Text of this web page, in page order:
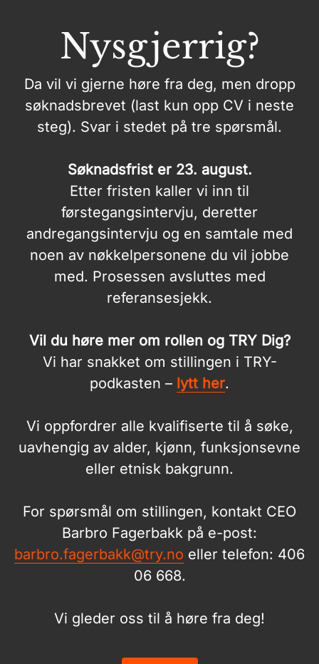
Nysgjerrig?
Da vil vi gjerne høre fra deg, men dropp
søknadsbrevet (last kun opp CV i neste
steg). Svar i stedet på tre spørsmål.
Søknadsfrist er 23. august.
Etter fristen kaller vi inn til
førstegangsintervju, deretter
andregangsintervju og en samtale med
noen av nøkkelpersonene du vil jobbe
med. Prosessen avsluttes med
referansesjekk.
Vil du høre mer om rollen og TRY Dig?
Vi har snakket om stillingen i TRY-
podkasten – lytt her.
Vi oppfordrer alle kvalifiserte til å søke,
uavhengig av alder, kjønn, funksjonsevne
eller etnisk bakgrunn.
For spørsmål om stillingen, kontakt CEO
Barbro Fagerbakk på e-post:
barbro.fagerbakk@try.no eller telefon: 406
06 668.
Vi gleder oss til å høre fra deg!